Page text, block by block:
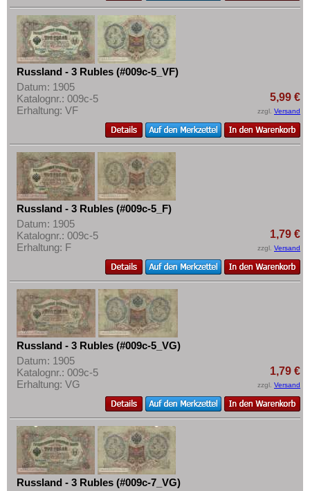
Russland - 3 Rubles (#009c-5_VF)
Datum: 1905
Katalognr.: 009c-5
Erhaltung: VF
5,99 €
zzgl. Versand
Russland - 3 Rubles (#009c-5_F)
Datum: 1905
Katalognr.: 009c-5
Erhaltung: F
1,79 €
zzgl. Versand
Russland - 3 Rubles (#009c-5_VG)
Datum: 1905
Katalognr.: 009c-5
Erhaltung: VG
1,79 €
zzgl. Versand
Russland - 3 Rubles (#009c-7_VG)